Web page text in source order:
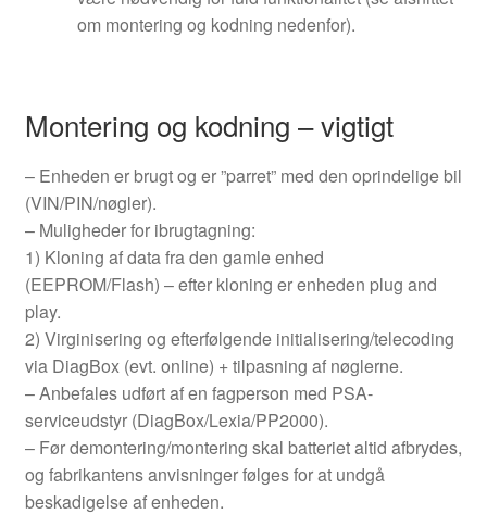
om montering og kodning nedenfor).
Montering og kodning – vigtigt
– Enheden er brugt og er ”parret” med den oprindelige bil
(VIN/PIN/nøgler).
– Muligheder for ibrugtagning:
1) Kloning af data fra den gamle enhed
(EEPROM/Flash) – efter kloning er enheden plug and
play.
2) Virginisering og efterfølgende initialisering/telecoding
via DiagBox (evt. online) + tilpasning af nøglerne.
– Anbefales udført af en fagperson med PSA-
serviceudstyr (DiagBox/Lexia/PP2000).
– Før demontering/montering skal batteriet altid afbrydes,
og fabrikantens anvisninger følges for at undgå
beskadigelse af enheden.